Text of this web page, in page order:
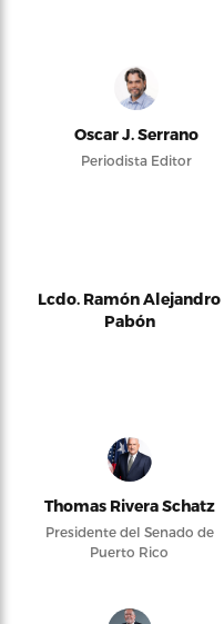
Oscar J. Serrano
Periodista Editor
Lcdo. Ramón Alejandro
Pabón
Thomas Rivera Schatz
Presidente del Senado de
Puerto Rico